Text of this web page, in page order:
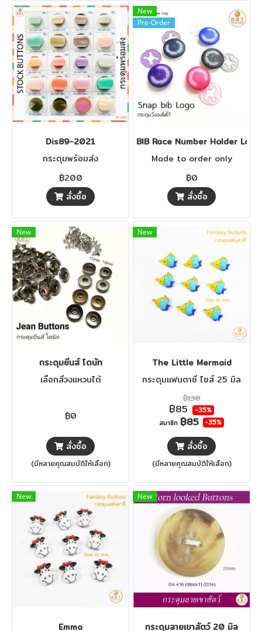
Dis89-2021
กระดุมพร้อมส่ง
฿200
สั่งซื้อ
New
Pre-Order
BIB Race Number Holder
Made to order only
฿0
สั่งซื้อ
New
กระดุมยีนส์ โดนัท
เลือกสีวงแหวนได้
฿0
สั่งซื้อ
(มีหลายคุณสมบัติให้เลือก)
New
The Little Mermaid
กระดุมแฟนตาซี ไซส์ 25 มิล
฿130
฿85 -35%
สมาชิก ฿85 -35%
สั่งซื้อ
(มีหลายคุณสมบัติให้เลือก)
New
Emma
New
กระดุมลายเขาสัตว์ 20 มิล